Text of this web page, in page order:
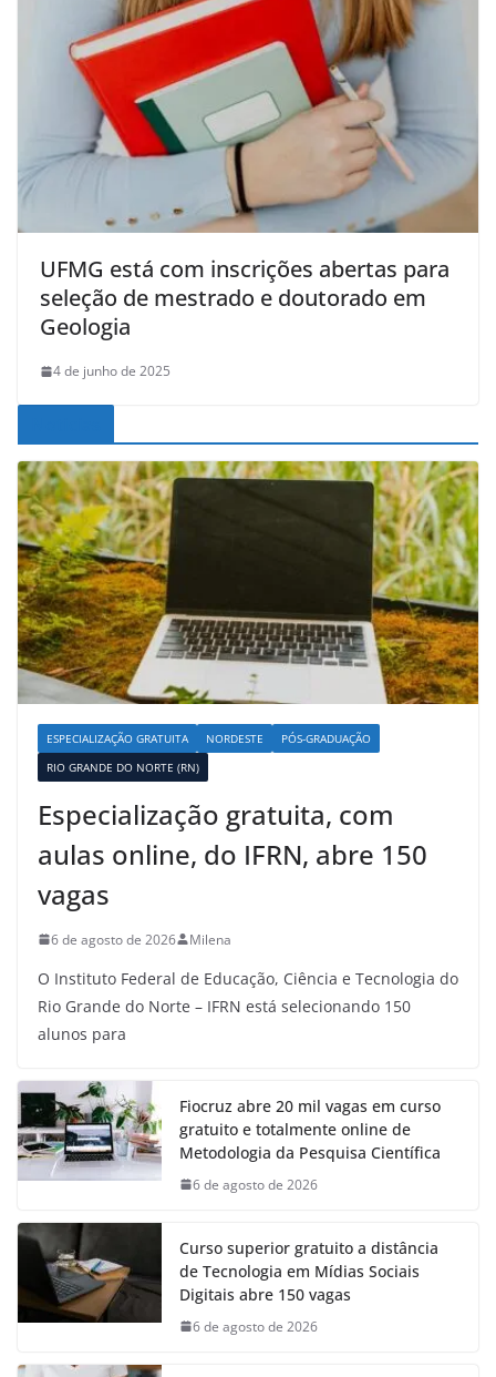
UFMG está com inscrições abertas para
seleção de mestrado e doutorado em
Geologia
4 de junho de 2025
ESPECIALIZAÇÃO GRATUITA NORDESTE
PÓS-GRADUAÇÃO
RIO GRANDE DO NORTE (RN)
Especialização gratuita, com
aulas online, do IFRN, abre 150
vagas
6 de agosto de 2026 Milena
O Instituto Federal de Educação, Ciência e Tecnologia do
Rio Grande do Norte – IFRN está selecionando 150
alunos para
Fiocruz abre 20 mil vagas em curso
gratuito e totalmente online de
Metodologia da Pesquisa Científica
6 de agosto de 2026
Curso superior gratuito a distância
de Tecnologia em Mídias Sociais
Digitais abre 150 vagas
6 de agosto de 2026